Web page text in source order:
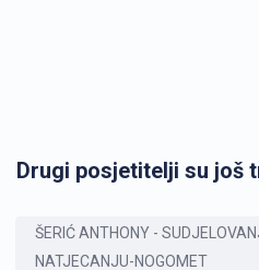
Drugi posjetitelji su još
ŠERIĆ ANTHONY -
NATJECANJU-NOGOMET